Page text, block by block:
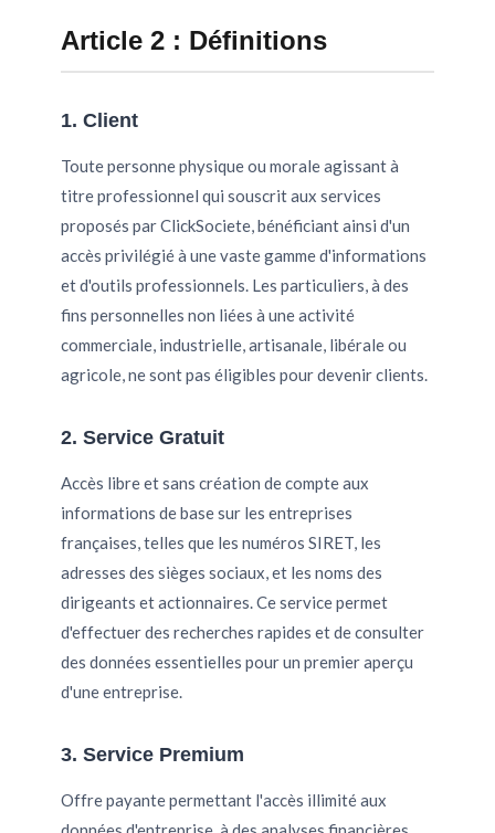
Article 2 : Définitions
1. Client
Toute personne physique ou morale agissant à
titre professionnel qui souscrit aux services
proposés par ClickSociete, bénéficiant ainsi d'un
accès privilégié à une vaste gamme d'informations
et d'outils professionnels. Les particuliers, à des
fins personnelles non liées à une activité
commerciale, industrielle, artisanale, libérale ou
agricole, ne sont pas éligibles pour devenir clients.
2. Service Gratuit
Accès libre et sans création de compte aux
informations de base sur les entreprises
françaises, telles que les numéros SIRET, les
adresses des sièges sociaux, et les noms des
dirigeants et actionnaires. Ce service permet
d'effectuer des recherches rapides et de consulter
des données essentielles pour un premier aperçu
d'une entreprise.
3. Service Premium
Offre payante permettant l'accès illimité aux